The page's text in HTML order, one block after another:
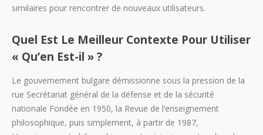
similaires pour rencontrer de nouveaux utilisateurs.
Quel Est Le Meilleur Contexte Pour Utiliser
« Qu’en Est-il » ?
Le gouvernement bulgare démissionne sous la pression de la
rue Secrétariat général de la défense et de la sécurité
nationale Fondée en 1950, la Revue de l’enseignement
philosophique, puis simplement, à partir de 1987,